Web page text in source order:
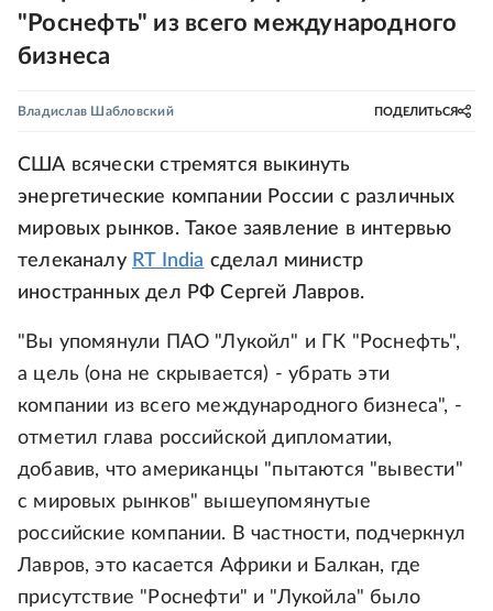
"Роснефть" из всего международного
бизнеса
Владислав Шабловский ПОДЕЛИТЬСЯ
США всячески стремятся выкинуть
энергетические компании России с различных
мировых рынков. Такое заявление в интервью
телеканалу RT India сделал министр
иностранных дел РФ Сергей Лавров.
"Вы упомянули ПАО "Лукойл" и ГК "Роснефть",
а цель (она не скрывается) - убрать эти
компании из всего международного бизнеса", -
отметил глава российской дипломатии,
добавив, что американцы "пытаются "вывести"
с мировых рынков" вышеупомянутые
российские компании. В частности, подчеркнул
Лавров, это касается Африки и Балкан, где
присутствие "Роснефти" и "Лукойла" было